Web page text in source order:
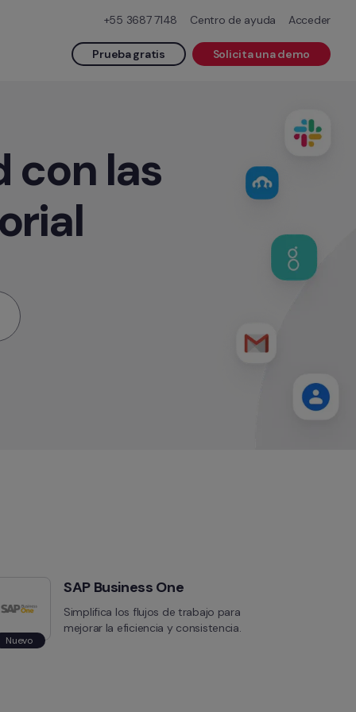
+55 3687 7148 Centro de ayuda Acceder
Prueba gratis Solicita una demo
las
Nuevo
SAP Business One
Simplifica los flujos de trabajo para
mejorar la eficiencia y consistencia.